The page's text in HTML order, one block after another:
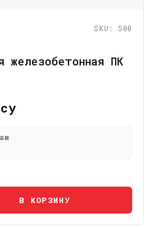
SKU: 500
железобетонная ПК
В КОРЗИНУ